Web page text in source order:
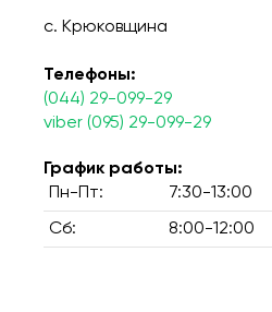
с. Крюковщина
Телефоны:
(044) 29-099-29
viber (095) 29-099-29
График работы:
Пн-Пт:
7:30-13:00
Сб: 8:00-12:00